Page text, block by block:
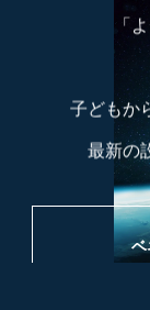
7月4日(土)～
2026-05-26
6月6日(土)～
2026-04-21
5月2日(土)～
2026-04-05
「
子どもか
最新の
ベ